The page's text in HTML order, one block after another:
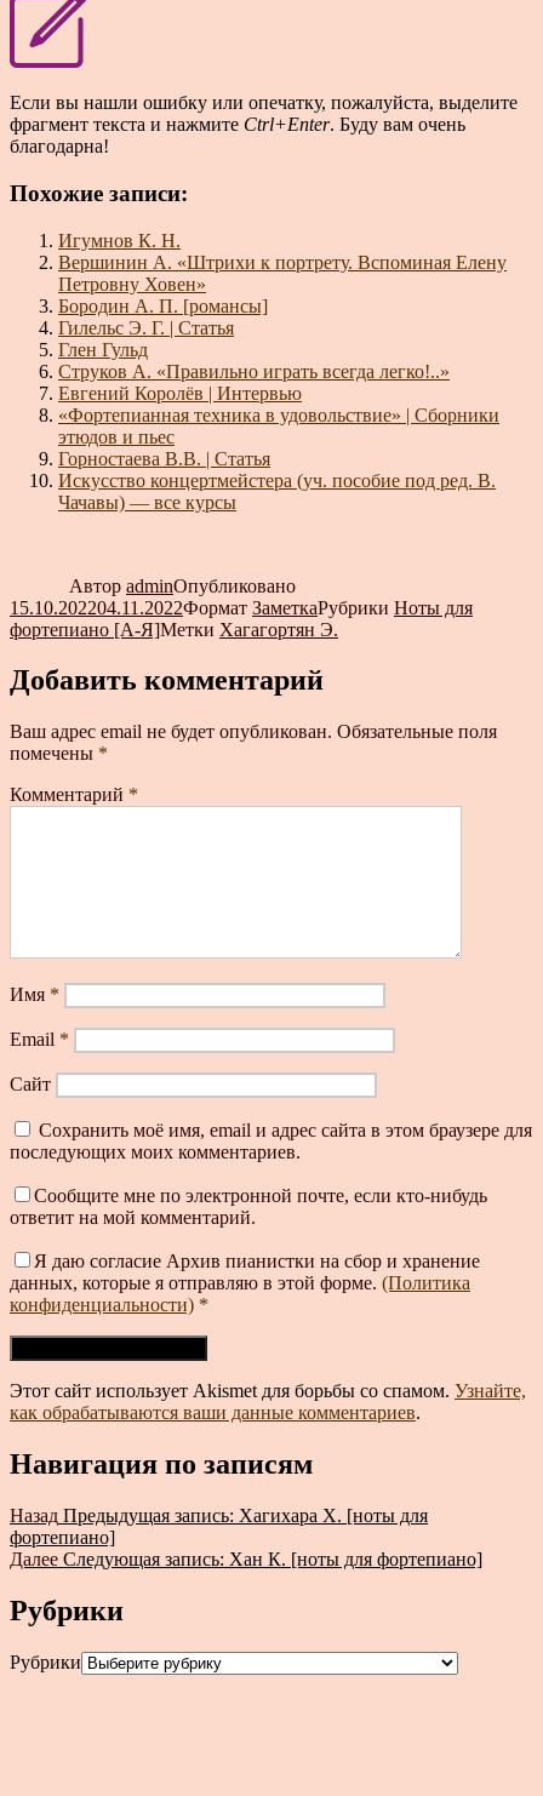
Если вы нашли ошибку или опечатку, пожалуйста, выделите
фрагмент текста и нажмите Ctrl+Enter. Буду вам очень
благодарна!
Похожие записи:
Игумнов К. Н.
Вершинин А. «Штрихи к портрету. Вспоминая Елену
Петровну Ховен»
Бородин А. П. [романсы]
Гилельс Э. Г. | Статья
Глен Гульд
Струков А. «Правильно играть всегда легко!..»
Евгений Королёв | Интервью
«Фортепианная техника в удовольствие» | Сборники
этюдов и пьес
Горностаева В.В. | Статья
Искусство концертмейстера (уч. пособие под ред. В.
Чачавы) — все курсы
Автор adminОпубликовано
15.10.202204.11.2022Формат ЗаметкаРубрики Ноты для
фортепиано [А-Я]Метки Хагагортян Э.
Добавить комментарий
Ваш адрес email не будет опубликован. Обязательные поля
помечены *
Комментарий *
Имя *
Email *
Сайт
Сохранить моё имя, email и адрес сайта в этом браузере для
последующих моих комментариев.
Сообщите мне по электронной почте, если кто-нибудь
ответит на мой комментарий.
Я даю согласие Архив пианистки на сбор и хранение
данных, которые я отправляю в этой форме. (Политика
конфиденциальности) *
Этот сайт использует Akismet для борьбы со спамом. Узнайте,
как обрабатываются ваши данные комментариев.
Навигация по записям
Назад Предыдущая запись: Хагихара Х. [ноты для
фортепиано]
Далее Следующая запись: Хан К. [ноты для фортепиано]
Рубрики
Рубрики